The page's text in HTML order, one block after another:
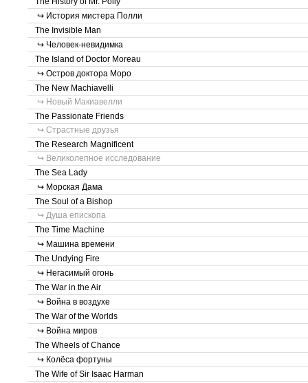
↪ История мистера Полли
The Invisible Man
↪ Человек-невидимка
The Island of Doctor Moreau
↪ Остров доктора Моро
The New Machiavelli
↪ Новый Макиавелли
The Passionate Friends
↪ Страстные друзья
The Research Magnificent
↪ Великолепное исследование
The Sea Lady
↪ Морская Дама
The Soul of a Bishop
↪ Душа епископа
The Time Machine
↪ Машина времени
The Undying Fire
↪ Негасимый огонь
The War in the Air
↪ Война в воздухе
The War of the Worlds
↪ Война миров
The Wheels of Chance
↪ Колёса фортуны
The Wife of Sir Isaac Harman